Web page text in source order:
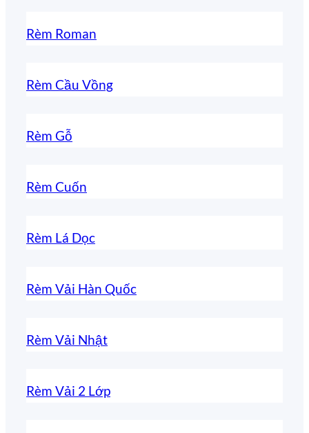
Rèm Roman
Rèm Cầu Vồng
Rèm Gỗ
Rèm Cuốn
Rèm Lá Dọc
Rèm Vải Hàn Quốc
Rèm Vải Nhật
Rèm Vải 2 Lớp